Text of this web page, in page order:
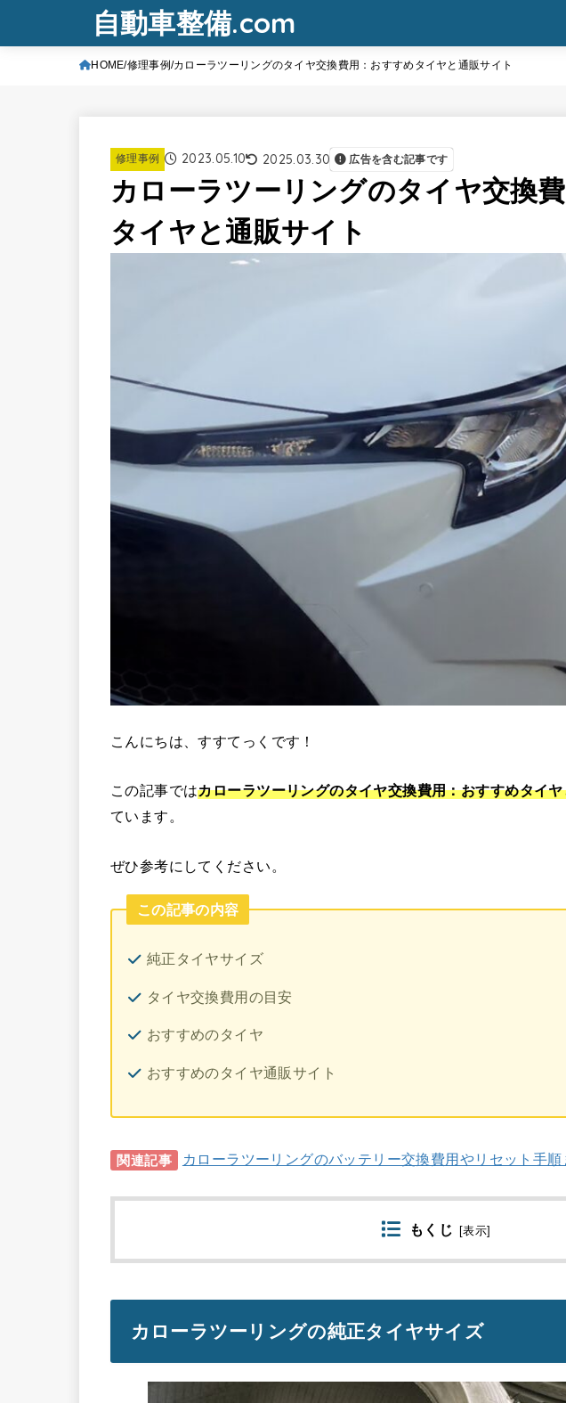
自動車整備.com
HOME 修理事例 カローラツーリングのタイヤ交換費用：おすすめタイヤと通販サイト
修理事例 2023.05.10 2025.03.30 広告を含む記事です
カローラツーリングのタイヤ交換
タイヤと通販サイト
こんにちは、すすてっくです！
この記事ではカローラツーリングのタイヤ交換費用：おすすめタイ
ています。
ぜひ参考にしてください。
この記事の内容
純正タイヤサイズ
タイヤ交換費用の目安
おすすめのタイヤ
おすすめのタイヤ通販サイト
関連記事 カローラツーリングのバッテリー交換費用やリセット手順
もくじ [表示]
カローラツーリングの純正タイヤサイズ